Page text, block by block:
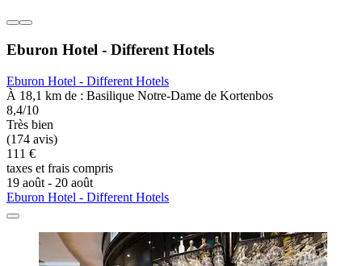
Eburon Hotel - Different Hotels
Eburon Hotel - Different Hotels
À 18,1 km de : Basilique Notre-Dame de Kortenbos
8,4/10
Très bien
(174 avis)
111 €
taxes et frais compris
19 août - 20 août
Eburon Hotel - Different Hotels